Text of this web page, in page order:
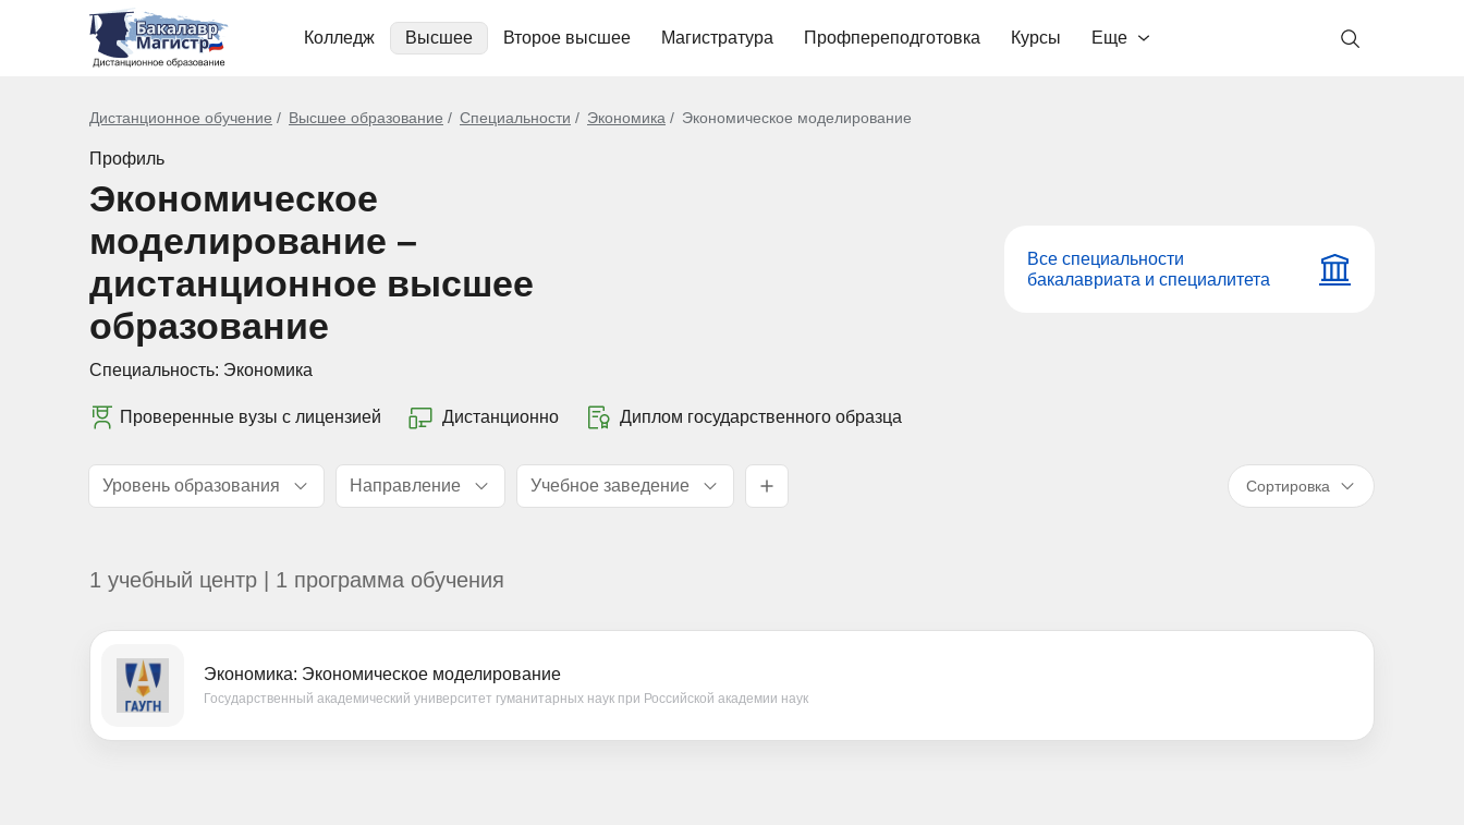
Колледж Высшее Второе высшее Магистратура Профпереподготовка Курсы Еще
Дистанционное обучение Высшее образование Специальности Экономика Экономическое моделирование
Профиль
Экономическое
моделирование –
дистанционное высшее
образование
Специальность: Экономика
Все специальности
бакалавриата и специалитета
Проверенные вузы с лицензией Дистанционно Диплом государственного образца
Уровень образования Направление Учебное заведение Сортировка
1 учебный центр | 1 программа обучения
Экономика: Экономическое моделирование
Государственный академический университет гуманитарных наук при Российской академии наук